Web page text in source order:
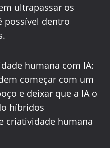
ultrapassar os
possível dentro
humana com IA:
começar com um
e deixar que a IA o
híbridos
criatividade humana